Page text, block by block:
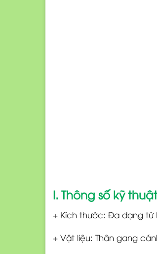
I. Thông số kỹ
+ Kích thước: Đa dạng từ
+ Vật liệu: Thân gang